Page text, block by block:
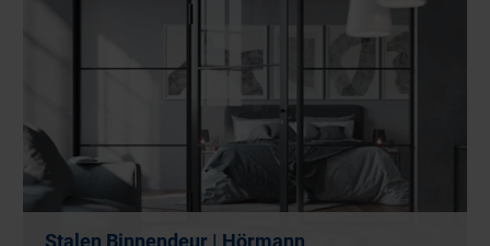
Stalen Binnendeur | Hörmann